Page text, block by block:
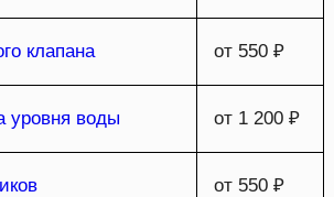
клапана от 550 ₽
уровня воды от 1 200 ₽
от 550 ₽